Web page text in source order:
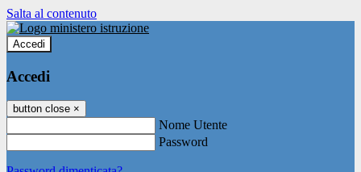
Salta al contenuto
Accedi
Accedi
button close ×
Nome Utente
Password